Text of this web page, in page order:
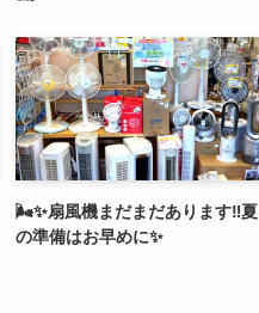
🌬️✨扇風機まだまだあります‼️夏
の準備はお早めに✨